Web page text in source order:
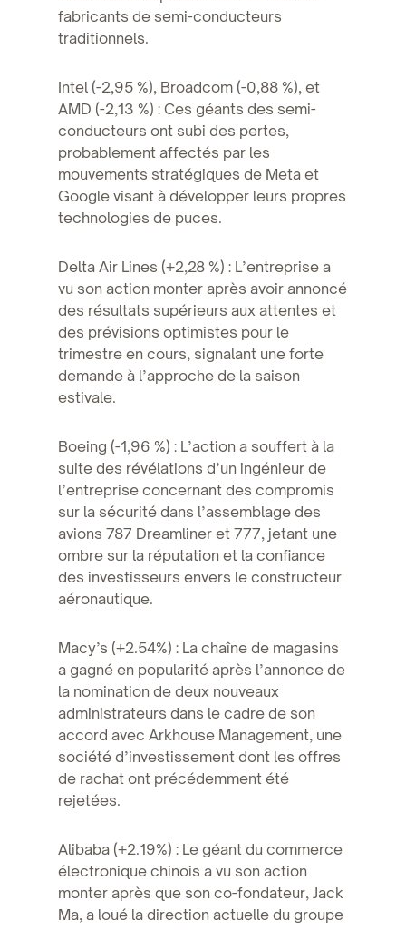
fabricants de semi-conducteurs
traditionnels.
Intel (-2,95 %), Broadcom (-0,88 %), et
AMD (-2,13 %) : Ces géants des semi-
conducteurs ont subi des pertes,
probablement affectés par les
mouvements stratégiques de Meta et
Google visant à développer leurs propres
technologies de puces.
Delta Air Lines (+2,28 %) : L’entreprise a
vu son action monter après avoir annoncé
des résultats supérieurs aux attentes et
des prévisions optimistes pour le
trimestre en cours, signalant une forte
demande à l’approche de la saison
estivale.
Boeing (-1,96 %) : L’action a souffert à la
suite des révélations d’un ingénieur de
l’entreprise concernant des compromis
sur la sécurité dans l’assemblage des
avions 787 Dreamliner et 777, jetant une
ombre sur la réputation et la confiance
des investisseurs envers le constructeur
aéronautique.
Macy’s (+2.54%) : La chaîne de magasins
a gagné en popularité après l’annonce de
la nomination de deux nouveaux
administrateurs dans le cadre de son
accord avec Arkhouse Management, une
société d’investissement dont les offres
de rachat ont précédemment été
rejetées.
Alibaba (+2.19%) : Le géant du commerce
électronique chinois a vu son action
monter après que son co-fondateur, Jack
Ma, a loué la direction actuelle du groupe